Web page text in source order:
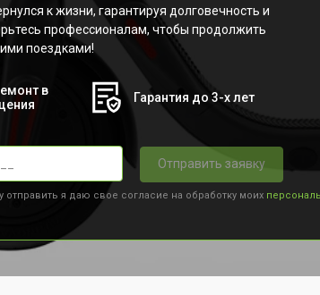
к жизни, гарантируя долговечность и
профессионалам, чтобы продолжить
поездками!
в
Гарантия до 3-х лет
Отправить заявку
отправить я даю свое согласие на обработку моих